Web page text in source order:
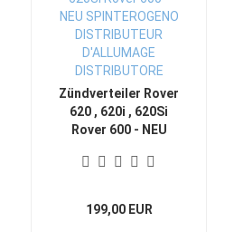
Zündverteiler Rover
620 , 620i , 620Si
Rover 600 - NEU
DISTRIBUTEUR
DISTRIBUTORE
199,00 EUR